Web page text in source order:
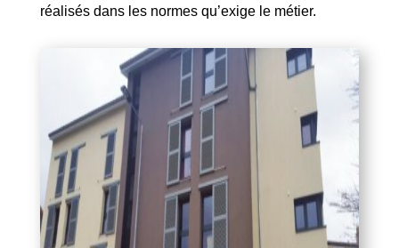
réalisés dans les normes qu’exige le métier.